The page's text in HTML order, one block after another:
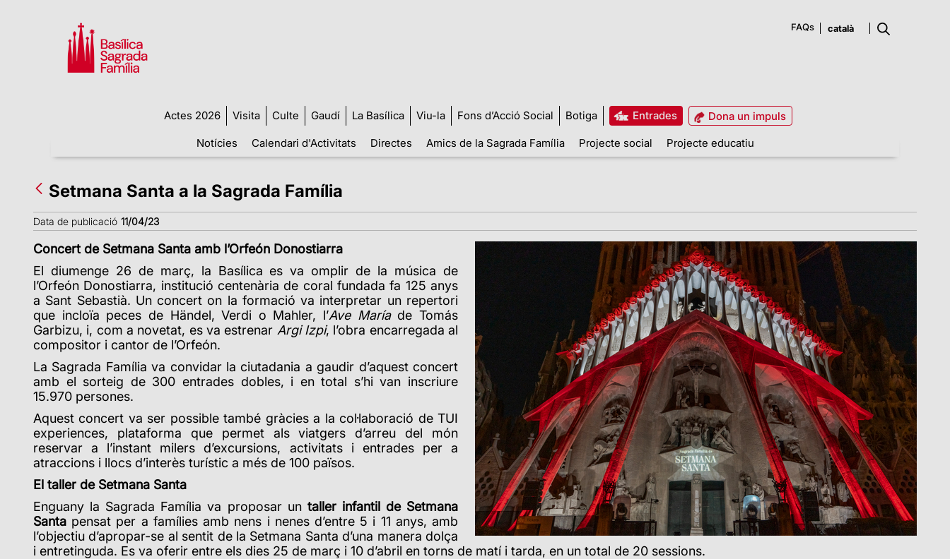
FAQs
Actes 2026 Visita Culte Gaudí La Basílica Viu-la Fons d’Acció Social Botiga Entrades
Dona un impuls
Notícies
Calendari d'Activitats Directes Amics de la Sagrada Família Projecte social Projecte educatiu
Setmana Santa a la Sagrada Família
Data de publicació 11/04/23
Concert de Setmana Santa amb l’Orfeón Donostiarra
El diumenge 26 de març, la Basílica es va omplir de la música de
l’Orfeón Donostiarra, institució centenària de coral fundada fa 125 anys
a Sant Sebastià. Un concert on la formació va interpretar un repertori
que incloïa peces de Händel, Verdi o Mahler, l’Ave Maríade Tomás
Garbizu, i, com a novetat, es va estrenar Argi Izpi, l’obra encarregada al
compositor i cantor de l’Orfeón.
La Sagrada Família va convidar la ciutadania a gaudir d’aquest concert
amb el sorteig de 300 entrades dobles, i en total s’hi van inscriure
15.970 persones.
Aquest concert va ser possible també gràcies a la col·laboració de TUI
experiences, plataforma que permet als viatgers d’arreu del món
reservar a l’instant milers d’excursions, activitats i entrades per a
atraccions i llocs d’interès turístic a més de 100 països.
El taller de Setmana Santa
Enguany la Sagrada Família va proposar un taller infantil de Setmana
Santa pensat per a famílies amb nens i nenes d’entre 5 i 11 anys, amb
l’objectiu d’apropar-se al sentit de la Setmana Santad’una manera dolça
i entretinguda. Es va oferir entre els dies 25 de març i 10 d’abril en torns de matí i tarda, en un total de 20 sessions.